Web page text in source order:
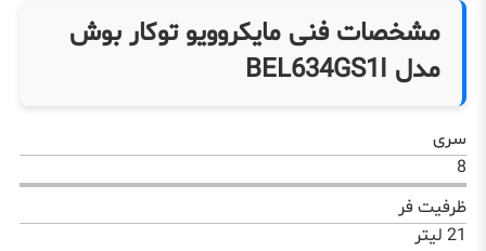
مشخصات فنی مایکروویو توکار بوش
مدل BEL634GS1I
سری
8
ظرفیت فر
21 لیتر